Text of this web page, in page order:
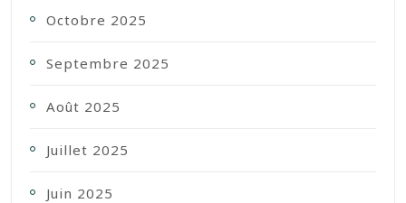
Octobre 2025
Septembre 2025
Août 2025
Juillet 2025
Juin 2025